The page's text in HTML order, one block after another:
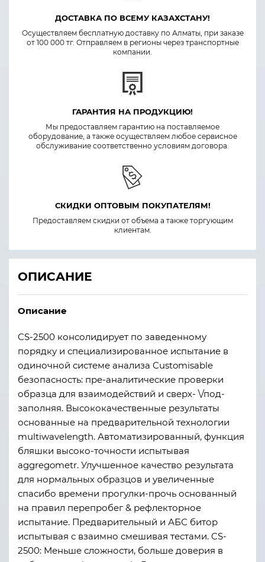
ДОСТАВКА ПО ВСЕМУ КАЗАХСТАНУ!
Осуществляем бесплатную доставку по Алматы, при заказе
от 100 000 тг. Отправляем в регионы через транспортные
компании.
ГАРАНТИЯ НА ПРОДУКЦИЮ!
Мы предоставляем гарантию на поставляемое
оборудование, а также осуществляем любое сервисное
обслуживание соответственно условиям договора.
СКИДКИ ОПТОВЫМ ПОКУПАТЕЛЯМ!
Предоставляем скидки от объема а также торгующим
клиентам.
ОПИСАНИЕ
Описание
CS-2500 консолидирует по заведенному
порядку и специализированное испытание в
одиночной системе анализа Customisable
безопасность: пре-аналитические проверки
образца для взаимодействий и сверх- \/под-
заполняя. Высококачественные результаты
основанные на предварительной технологии
multiwavelength. Автоматизированный, функция
бляшки высоко-точности испытывая
aggregometr. Улучшенное качество результата
для нормальных образцов и увеличенные
спасибо времени прогулки-прочь основанный
на правил перепробег & рефлекторное
испытание. Предварительный и АБС битор
испытывая с взаимно смешивая тестами. CS-
2500: Меньше сложности, больше доверия в